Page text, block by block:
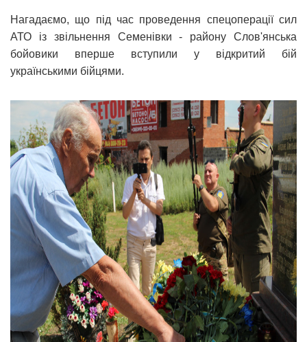
Нагадаємо, що під час проведення спецоперації сил
АТО із звільнення Семенівки - району Слов'янська
бойовики вперше вступили у відкритий бій
українськими бійцями.